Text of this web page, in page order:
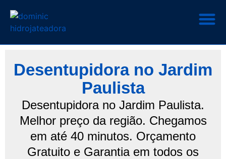
Desentupidora no Jardim
Paulista
Desentupidora no Jardim Paulista.
Melhor preço da região. Chegamos
em até 40 minutos. Orçamento
Gratuito e Garantia em todos os